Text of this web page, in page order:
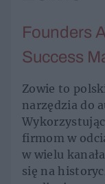
Founders
Success
Zowie to
narzędzia do
firmom w
w wielu
się na